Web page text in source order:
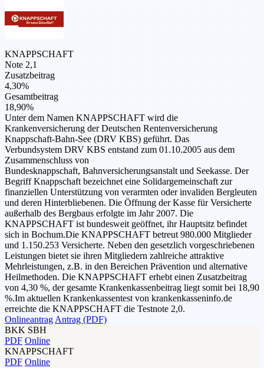
KNAPPSCHAFT
Note 2,1
Zusatzbeitrag
4,30%
Gesamtbeitrag
18,90%
Unter dem Namen KNAPPSCHAFT wird die
Krankenversicherung der Deutschen Rentenversicherung
Knappschaft-Bahn-See (DRV KBS) geführt. Das
Verbundsystem DRV KBS entstand zum 01.10.2005 aus dem
Zusammenschluss von
Bundesknappschaft, Bahnversicherungsanstalt und Seekasse. Der
Begriff Knappschaft bezeichnet eine Solidargemeinschaft zur
finanziellen Unterstützung von verarmten oder invaliden Bergleuten
und deren Hinterbliebenen. Die Öffnung der Kasse für Versicherte
außerhalb des Bergbaus erfolgte im Jahr 2007. Die
KNAPPSCHAFT ist bundesweit geöffnet, ihr Hauptsitz befindet
sich in Bochum.Die KNAPPSCHAFT betreut 980.000 Mitglieder
und 1.150.253 Versicherte. Neben den gesetzlich vorgeschriebenen
Leistungen bietet sie ihren Mitgliedern zahlreiche attraktive
Mehrleistungen, z.B. in den Bereichen Prävention und alternative
Heilmethoden. Die KNAPPSCHAFT erhebt einen Zusatzbeitrag
von 4,30 %, der gesamte Krankenkassenbeitrag liegt somit bei 18,90
%.Im aktuellen Krankenkassentest von krankenkasseninfo.de
erreichte die KNAPPSCHAFT die Testnote 2,0.
Onlineantrag Antrag (PDF)
BKK SBH
PDF Online
KNAPPSCHAFT
PDF Online